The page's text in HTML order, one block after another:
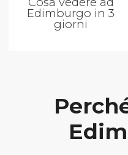
Edimburgo in 3
giorni